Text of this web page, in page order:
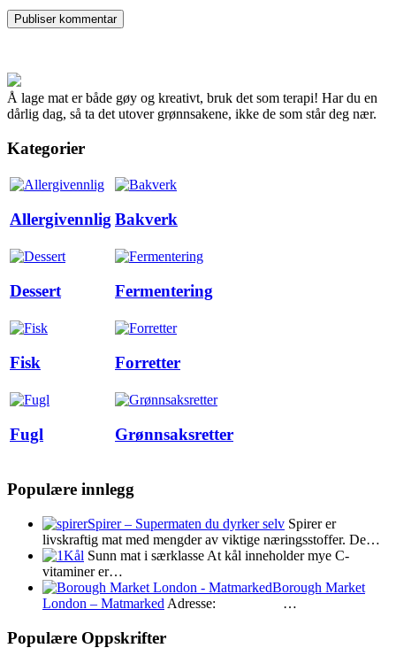
Å lage mat er både gøy og kreativt, bruk det som terapi! Har du en
dårlig dag, så ta det utover grønnsakene, ikke de som står deg nær.
Kategorier
Allergivennlig Bakverk
Dessert Fermentering
Fisk Forretter
Fugl Grønnsaksretter
Populære innlegg
Spirer – Supermaten du dyrker selv Spirer er
livskraftig mat med mengder av viktige næringsstoffer. De…
Kål Sunn mat i særklasse At kål inneholder mye C-
vitaminer er…
Borough Market
London – Matmarked Adresse: …
Populære Oppskrifter